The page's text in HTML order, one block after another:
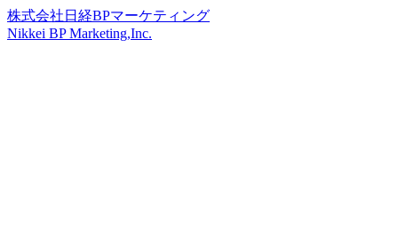
株式会社日経BPマーケティング
Nikkei BP Marketing,Inc.